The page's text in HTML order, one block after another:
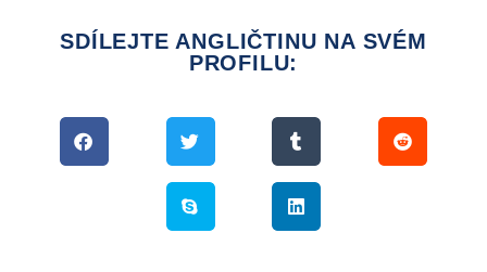
SDÍLEJTE ANGLIČTINU NA SVÉM
PROFILU: